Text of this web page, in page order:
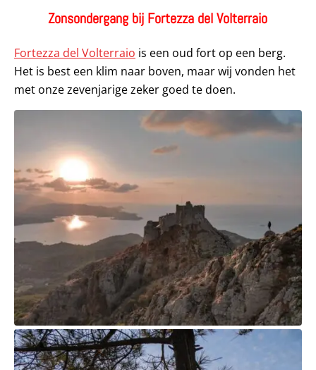
Zonsondergang bij Fortezza del Volterraio
Fortezza del Volterraio is een oud fort op een berg.
Het is best een klim naar boven, maar wij vonden het
met onze zevenjarige zeker goed te doen.